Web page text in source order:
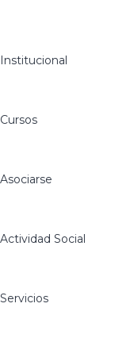
Institucional
Cursos
Asociarse
Actividad Social
Servicios